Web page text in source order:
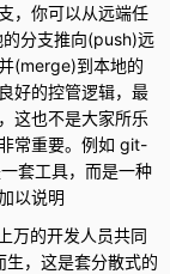
，你可以从远端任
分支推向(push)远
(merge)到本地的
好的控管逻辑，最
这也不是大家所乐
常重要。例如 git-
套工具，而是一种
以说明
万的开发人员共同
，这是套分散式的